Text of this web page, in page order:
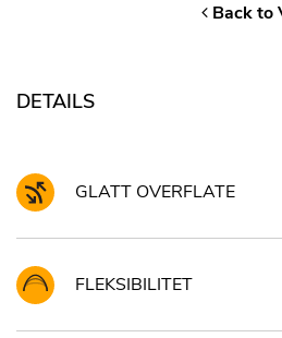
Back to
DETAILS
GLATT OVERFLATE
FLEKSIBILITET